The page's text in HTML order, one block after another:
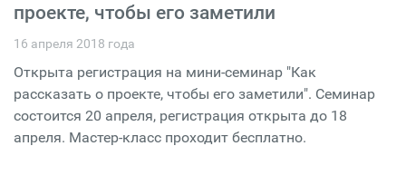
проекте, чтобы его заметили
16 апреля 2018 года
Открыта регистрация на мини-семинар "Как
рассказать о проекте, чтобы его заметили". Семинар
состоится 20 апреля, регистрация открыта до 18
апреля. Мастер-класс проходит бесплатно.